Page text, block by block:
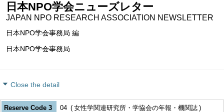
日本NPO学会ニューズレター
JAPAN NPO RESEARCH ASSOCIATION NEWSLETTER
日本NPO学会事務局 編
日本NPO学会事務局
Close the detail
Reserve Code 3 04
女性学関連研究所・学協会の年報・機関誌